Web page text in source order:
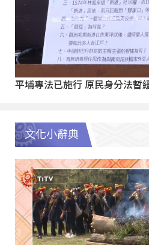
平埔專法已施行 原民身分法暫
文化小辭典